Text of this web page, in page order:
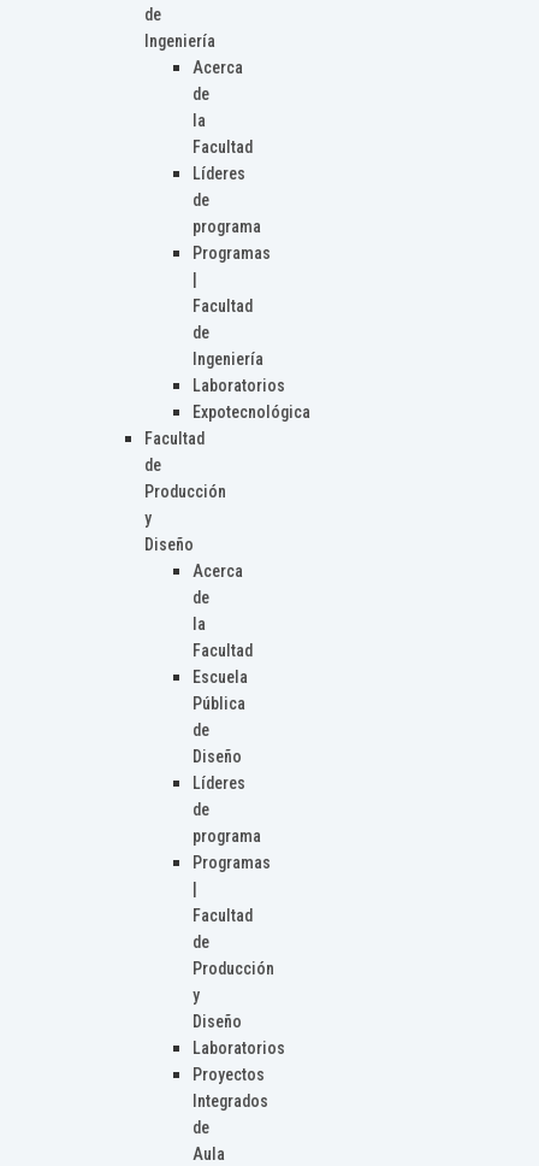
de
Ingeniería
Acerca
de
la
Facultad
Líderes
de
programa
Programas
Facultad
de
Ingeniería
Laboratorios
Expotecnológica
Facultad
de
Producción
y
Diseño
Acerca
de
la
Facultad
Escuela
Pública
de
Diseño
Líderes
de
programa
Programas
Facultad
de
Producción
y
Diseño
Laboratorios
Proyectos
Integrados
de
Aula